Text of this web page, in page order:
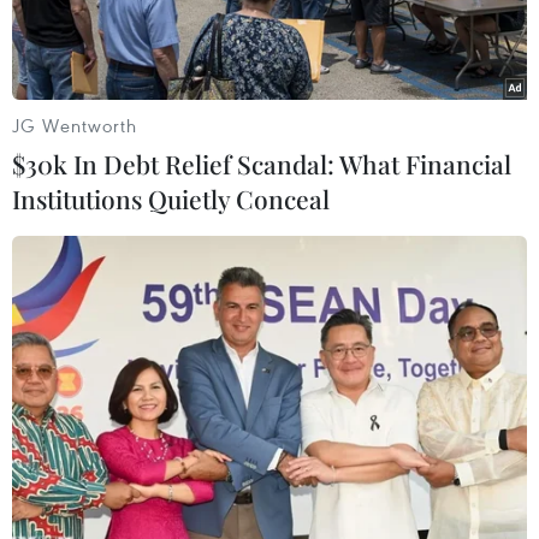
hai tỉnh.
Hạt Kiểm lâm thị xã Hương Trà, tỉnh Thừa Thiên-Huế, tiếp nhận
cá thể khỉ mặt đỏ và khỉ đuôi lợn, đều thuộc nhóm động vật
nguy cấp, quý hiếm từ người dân tự nguyện bàn giao. (Ảnh: Đỗ
Trưởng/TTXVN)
JG Wentworth
$30k In Debt Relief Scandal: What Financial
Institutions Quietly Conceal